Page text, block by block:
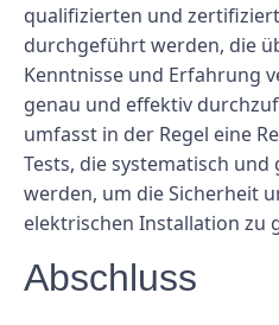
qualifizierten und
durchgeführt werden, die
Kenntnisse und Erfahrung
genau und effektiv
umfasst in der Regel eine
Tests, die systematisch
werden, um die Sicherheit
elektrischen Installation zu
Abschluss